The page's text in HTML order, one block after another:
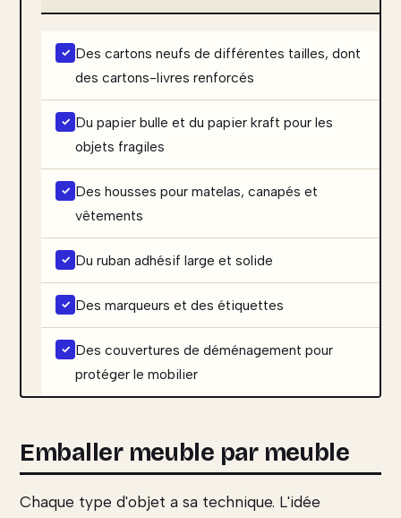
Des cartons neufs de différentes tailles, dont
des cartons-livres renforcés
Du papier bulle et du papier kraft pour les
objets fragiles
Des housses pour matelas, canapés et
vêtements
Du ruban adhésif large et solide
Des marqueurs et des étiquettes
Des couvertures de déménagement pour
protéger le mobilier
Emballer meuble par meuble
Chaque type d'objet a sa technique. L'idée